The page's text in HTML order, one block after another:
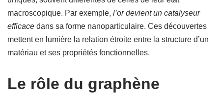
macroscopique. Par exemple, l’or devient un catalyseur
efficace dans sa forme nanoparticulaire. Ces découvertes
mettent en lumière la relation étroite entre la structure d’un
matériau et ses propriétés fonctionnelles.
Le rôle du graphène